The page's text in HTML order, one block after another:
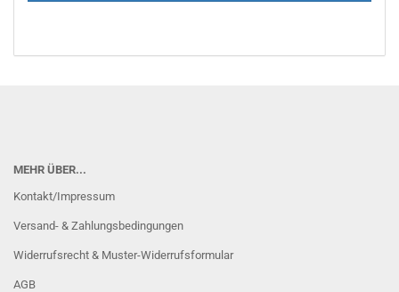
MEHR ÜBER...
Kontakt/Impressum
Versand- & Zahlungsbedingungen
Widerrufsrecht & Muster-Widerrufsformular
AGB